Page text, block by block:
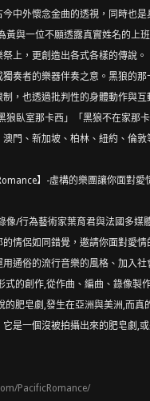
中外懷念金曲的透視，同時也是
黃與一位不願透露真實姓名的上
祭上，更創造出各式各樣的傳說
奏者的樂器伴奏之意。黑狼的
，也透過批判性的身體動作與互
狼臥室那卡西」「黑狼不在家那
澳門、新加坡、柏林、紐約、倫敦
】-虛構的樂團讓你面對愛
像/行為藝術家葉育君與法國多媒
的情侶如同錯覺，邀請你面對愛
用通俗的流行音樂的風格、加入
式的創作,從作曲、編曲、錄像製
的肥皂劇,發生在亞洲與美洲,而真
它是一個沒被拍攝出來的肥皂劇,
PacificRomance/